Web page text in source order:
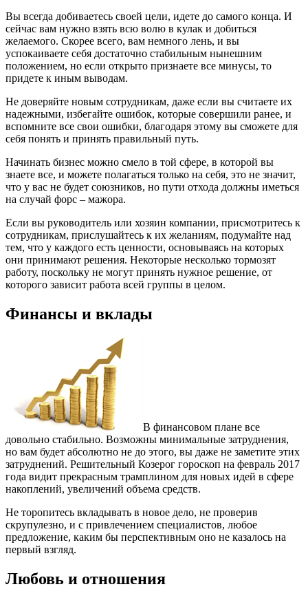
Вы всегда добиваетесь своей цели, идете до самого конца. И
сейчас вам нужно взять всю волю в кулак и добиться
желаемого. Скорее всего, вам немного лень, и вы
успокаиваете себя достаточно стабильным нынешним
положением, но если открыто признаете все минусы, то
придете к иным выводам.
Не доверяйте новым сотрудникам, даже если вы считаете их
надежными, избегайте ошибок, которые совершили ранее, и
вспомните все свои ошибки, благодаря этому вы сможете для
себя понять и принять правильный путь.
Начинать бизнес можно смело в той сфере, в которой вы
знаете все, и можете полагаться только на себя, это не значит,
что у вас не будет союзников, но пути отхода должны иметься
на случай форс – мажора.
Если вы руководитель или хозяин компании, присмотритесь к
сотрудникам, прислушайтесь к их желаниям, подумайте над
тем, что у каждого есть ценности, основываясь на которых
они принимают решения. Некоторые несколько тормозят
работу, поскольку не могут принять нужное решение, от
которого зависит работа всей группы в целом.
Финансы и вклады
В финансовом плане все
довольно стабильно. Возможны минимальные затруднения,
но вам будет абсолютно не до этого, вы даже не заметите этих
затруднений. Решительный Козерог гороскоп на февраль 2017
года видит прекрасным трамплином для новых идей в сфере
накоплений, увеличений объема средств.
Не торопитесь вкладывать в новое дело, не проверив
скрупулезно, и с привлечением специалистов, любое
предложение, каким бы перспективным оно не казалось на
первый взгляд.
Любовь и отношения